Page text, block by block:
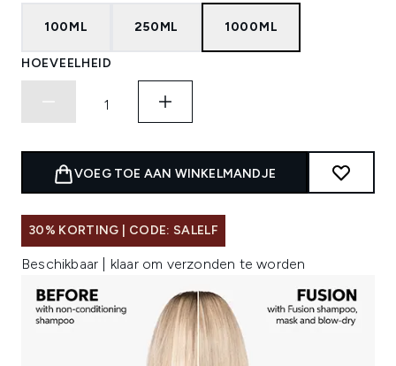
100ML 250ML 1000ML
HOEVEELHEID
VOEG TOE AAN WINKELMANDJE
30% KORTING | CODE: SALELF
Beschikbaar | klaar om verzonden te worden